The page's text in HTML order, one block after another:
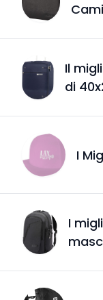
Il
di
I
I